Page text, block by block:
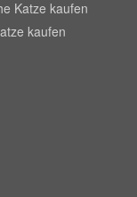
Katze kaufen
kaufen